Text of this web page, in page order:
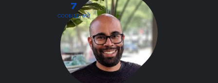
7
СООБЩЕНИЙ